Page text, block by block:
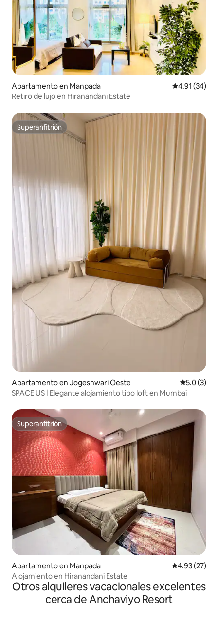
Apartamento en Manpada Calificación
4.91 (34)
Retiro de lujo en Hiranandani Estate
Superanfitrión
Superanfitrión
Apartamento en Jogeshwari Oeste
5.0 (3)
SPACE US | Elegante alojamiento tipo loft en Mumbai
Superanfitrión
Superanfitrión
Apartamento en Manpada Calificación
4.93 (27)
Alojamiento en Hiranandani Estate
Otros alquileres vacacionales excelentes
cerca de Anchaviyo Resort